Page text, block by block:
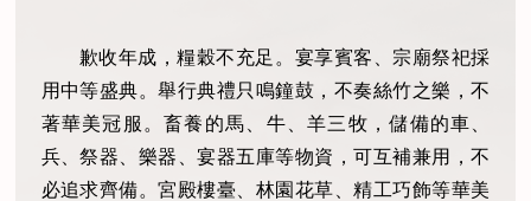
歉收年成，糧穀不充足。宴享賓客、宗廟祭祀採
用中等盛典。舉行典禮只鳴鐘鼓，不奏絲竹之樂，不
著華美冠服。畜養的馬、牛、羊三牧，儲備的車、
兵、祭器、樂器、宴器五庫等物資，可互補兼用，不
必追求齊備。宮殿樓臺、林園花草、精工巧飾等華美